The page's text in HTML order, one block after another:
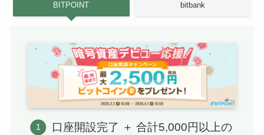
BITPOINT bitbank
口座開設完了 ＋ 合計5,000円以上の